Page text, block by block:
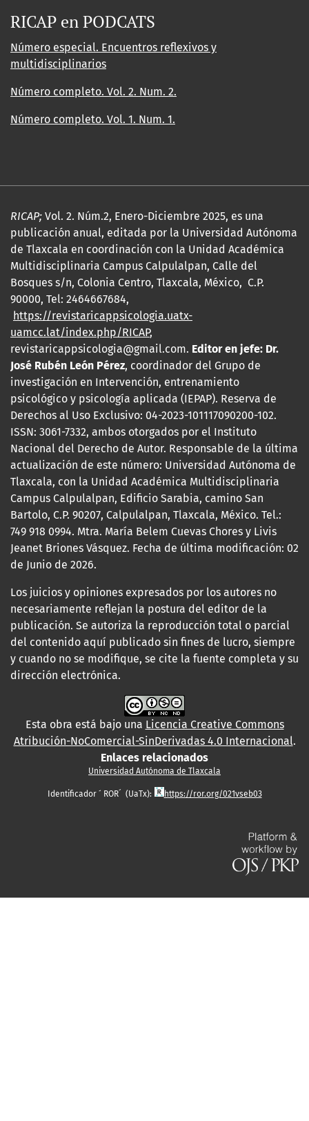
RICAP en PODCATS
Número especial. Encuentros reflexivos y
multidisciplinarios
Número completo. Vol. 2. Num. 2.
Número completo. Vol. 1. Num. 1.
RICAP; Vol. 2. Núm.2, Enero-Diciembre 2025, es una
publicación anual, editada por la Universidad Autónoma
de Tlaxcala en coordinación con la Unidad Académica
Multidisciplinaria Campus Calpulalpan, Calle del
Bosques s/n, Colonia Centro, Tlaxcala, México, C.P.
90000, Tel: 2464667684,
https://revistaricappsicologia.uatx-
uamcc.lat/index.php/RICAP,
revistaricappsicologia@gmail.com. Editor en jefe: Dr.
José Rubén León Pérez, coordinador del Grupo de
investigación en Intervención, entrenamiento
psicológico y psicología aplicada (IEPAP). Reserva de
Derechos al Uso Exclusivo: 04-2023-101117090200-102.
ISSN: 3061-7332, ambos otorgados por el Instituto
Nacional del Derecho de Autor. Responsable de la última
actualización de este número: Universidad Autónoma de
Tlaxcala, con la Unidad Académica Multidisciplinaria
Campus Calpulalpan, Edificio Sarabia, camino San
Bartolo, C.P. 90207, Calpulalpan, Tlaxcala, México. Tel.:
749 918 0994. Mtra. María Belem Cuevas Chores y Livis
Jeanet Briones Vásquez. Fecha de última modificación: 02
de Junio de 2026.
Los juicios y opiniones expresados por los autores no
necesariamente reflejan la postura del editor de la
publicación. Se autoriza la reproducción total o parcial
del contenido aquí publicado sin fines de lucro, siempre
y cuando no se modifique, se cite la fuente completa y su
dirección electrónica.
Esta obra está bajo una Licencia Creative Commons
Atribución-NoComercial-SinDerivadas 4.0 Internacional.
Enlaces relacionados
Universidad Autónoma de Tlaxcala
Identificador ´ ROR´ (UaTx): https://ror.org/021vseb03